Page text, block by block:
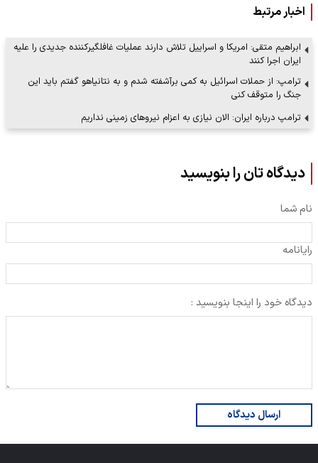
اخبار مرتبط
ابراهیم متقی: امریکا و اسراییل تلاش دارند عملیات غافلگیر‌کننده جدیدی را علیه
ایران اجرا کنند
ترامپ: از حملات اسرائیل به کمی برآشفته شدم و به نتانیاهو گفتم باید این
جنگ را متوقف کنی
ترامپ درباره ایران: الان نیازی به اعزام نیروهای زمینی نداریم
دیدگاه تان را بنویسید
نام شما
رایانامه
دیدگاه خود را اینجا بنویسید :
ارسال دیدگاه